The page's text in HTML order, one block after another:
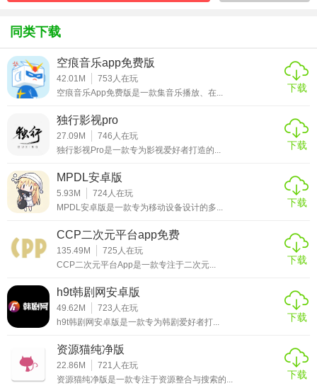
面布局、设置清理频率等。
5. 反馈建议：在使用过程中遇到任何问题或建议，可通过反
馈入口向开发者团队提出。
两年半安卓最新版推荐
两年半安卓最新版是一款功能强大、操作简便的安卓应用，
习研究，该软件都能提供有力的支持。如果您正在寻找一款
全面的安卓应用，不妨试试两年半安卓最新版！
同类下载
空痕音乐app免费版
42.01M 753 人在玩
空痕音乐App免费版是一款集音乐播放、在...
下载
独行影视pro
27.09M 746 人在玩
独行影视Pro是一款专为影视爱好者打造的...
下载
MPDL安卓版
5.93M 724人在玩
MPDL安卓版是一款专为移动设备设计的多...
下载
CCP二次元平台app免费
135.49M 725 人在玩
CCP二次元平台App是一款专注于二次元...
下载
h9t韩剧网安卓版
49.62M 723 人在玩
h9t韩剧网安卓版是一款专为韩剧爱好者打...
下载
资源猫纯净版
22.86M 721 人在玩
资源猫纯净版是一款专注于资源整合与搜索的...
下载